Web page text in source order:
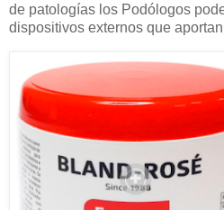
de patologías los Podólogos
dispositivos externos que